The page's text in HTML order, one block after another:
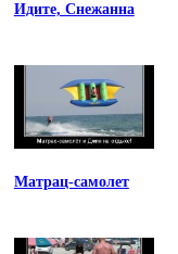
Идите, Снежанна
Матрац-самолет